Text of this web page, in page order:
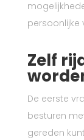
persoonlijke
Zelf
De eerste
besturen
gereden